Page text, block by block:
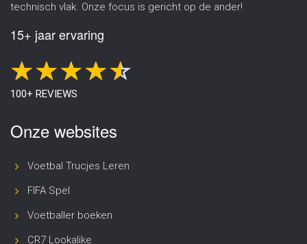
technisch vlak. Onze focus is gericht op de ander!
15+ jaar ervaring
100+ REVIEWS
Onze websites
Voetbal Trucjes Leren
FIFA Spel
Voetballer boeken
CR7 Lookalike